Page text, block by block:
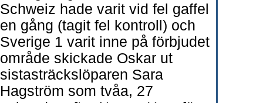
Schweiz hade varit vid fel gaffel
en gång (tagit fel kontroll) och
Sverige 1 varit inne på förbjudet
område skickade Oskar ut
sistasträckslöparen Sara
Hagström som tvåa, 27